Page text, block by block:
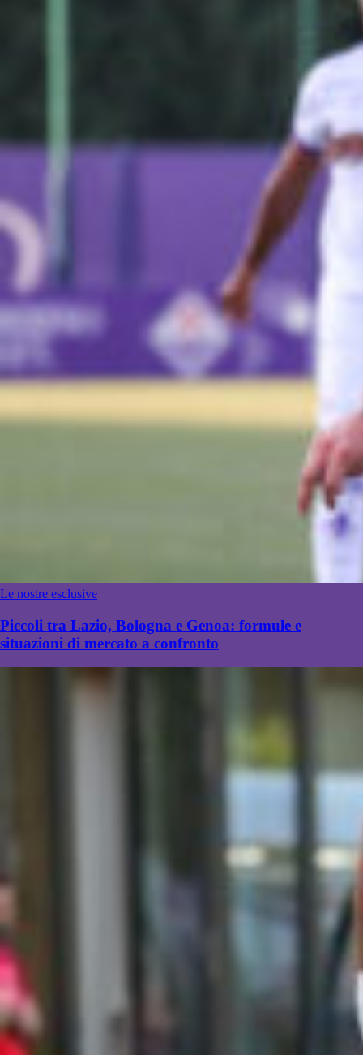
Le nostre esclusive
Piccoli tra Lazio, Bologna e Genoa: formule e
situazioni di mercato a confronto